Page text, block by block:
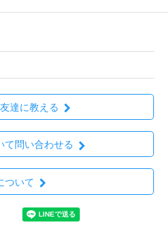
達に教える
て問い合わせる
ついて